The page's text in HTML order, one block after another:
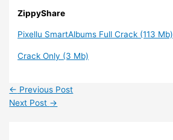
ZippyShare
Pixellu SmartAlbums Full Crack (113 Mb)
Crack Only (3 Mb)
← Previous Post
Next Post →